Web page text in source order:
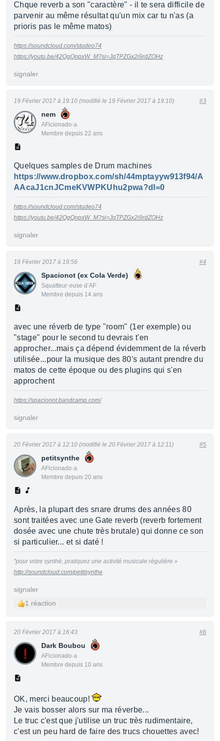
Chque reverb a son "caractère" - il te sera difficile de
parvenir au même résultat qu'un mix car tu n'as (a
prioris pas le même matos)
https://soundcloud.com/studeo74
https://youtu.be/42QgQnpxW_M?si=JqTPZGx2i9rdZOHz
signaler
nem
AFicionado·a
Membre depuis 22 ans
19 Février 2017 à 19:10 (modifié le 19 Février 2017 à 19:10) #3
Quelques samples de Drum machines
https://www.dropbox.com/sh/44mptayyw913f94/A
AAcaJ1cnJCmeKVWPKUhu2pwa?dl=0
https://soundcloud.com/studeo74
https://youtu.be/42QgQnpxW_M?si=JqTPZGx2i9rdZOHz
signaler
Spacionot (ex Cola Verde)
Squatteur·euse d’AF
Membre depuis 14 ans
19 Février 2017 à 19:56 #4
avec une réverb de type "room" (1er exemple) ou
"stage" pour le second tu devrais t'en
approcher...mais ça dépend évidemment de la réverb
utilisée...pour la musique des 80's autant prendre du
matos de cette époque ou des plugins qui s'en
approchent
https://spacionot.bandcamp.com/
signaler
petitsynthe
AFicionado·a
Membre depuis 20 ans
20 Février 2017 à 12:10 (modifié le 20 Février 2017 à 12:11) #5
Après, la plupart des snare drums des années 80
sont traitées avec une Gate reverb (reverb fortement
dosée avec une chute très brutale) qui donne ce son
si particulier... et si daté !
"pour votre synthé, pratiquez une activité musicale régulière »
http://soundcloud.com/petitsynthe
signaler
1 réaction
Dark Boubou
AFicionado·a
Membre depuis 10 ans
20 Février 2017 à 16:43 #6
OK, merci beaucoup!
Je vais bosser alors sur ma réverbe...
Le truc c'est que j'utilise un truc très rudimentaire,
c'est un peu hard de faire des trucs chouettes avec!